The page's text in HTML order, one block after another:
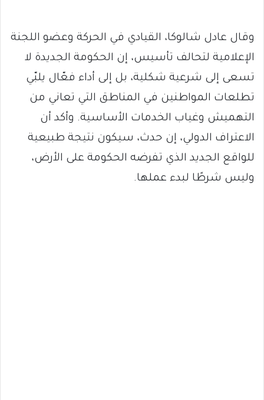
وقال عادل شالوكا، القيادي في الحركة وعضو اللجنة
الإعلامية لتحالف تأسيس، إن الحكومة الجديدة لا
تسعى إلى شرعية شكلية، بل إلى أداء فعّال يلبّي
تطلعات المواطنين في المناطق التي تعاني من
التهميش وغياب الخدمات الأساسية. وأكد أن
الاعتراف الدولي، إن حدث، سيكون نتيجة طبيعية
للواقع الجديد الذي تفرضه الحكومة على الأرض،
وليس شرطًا لبدء عملها.